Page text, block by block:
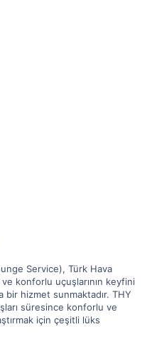
Service), Türk Hava
konforlu uçuşlarının keyfini
bir hizmet sunmaktadır. THY
süresince konforlu ve
için çeşitli lüks